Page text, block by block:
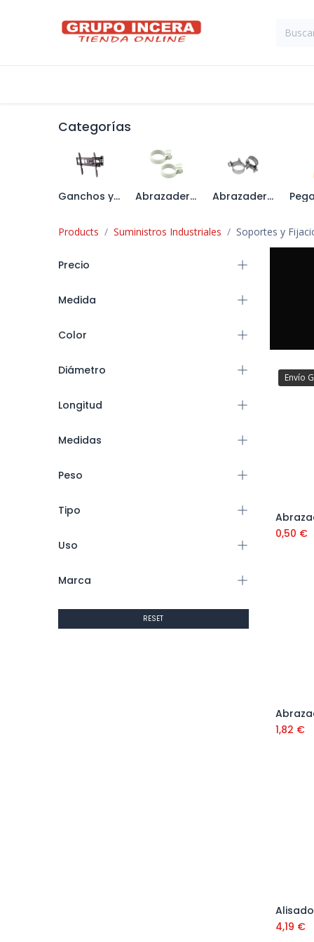
Categorías
Ganchos y Soportes Abrazaderas Plásticas Abrazaderas Metálicas
Products Suministros Industriales Soportes y
Precio
Medida
Color
Diámetro
Longitud
Medidas
Peso
Tipo
Uso
Marca
RESET
Envío
0,50 €
1,82 €
4,19 €